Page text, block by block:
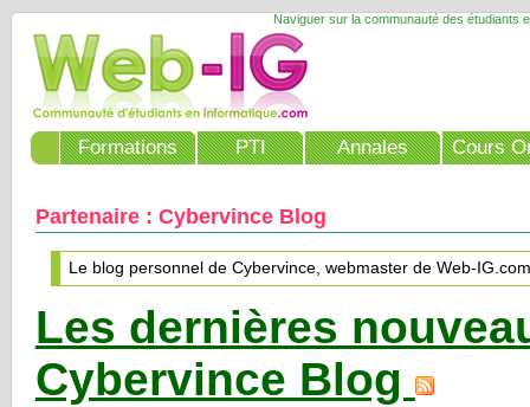
Naviguer sur la communauté des étudiants
Formations PTI Annales Cours
Partenaire : Cybervince Blog
Le blog personnel de Cybervince, webmaster de Web-
Les dernières
Cybervince Blog